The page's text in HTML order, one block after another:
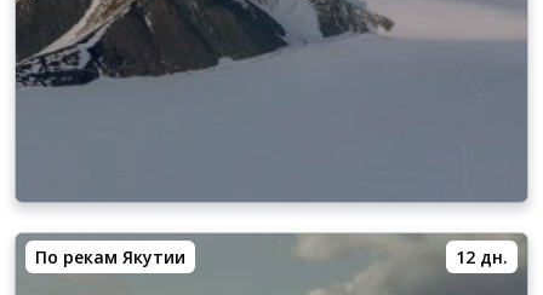
По рекам Якутии 12 дн.